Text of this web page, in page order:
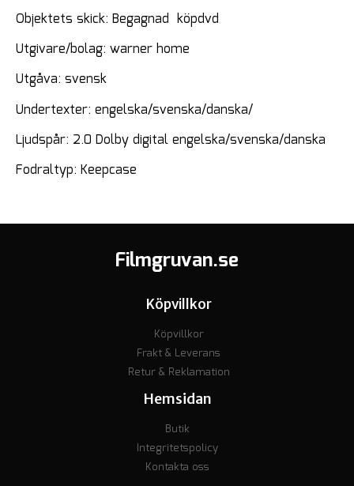
Objektets skick: Begagnad köpdvd
Utgivare/bolag: warner home
Utgåva: svensk
Undertexter: engelska/svenska/danska/
Ljudspår: 2.0 Dolby digital engelska/svenska/danska
Fodraltyp: Keepcase
Filmgruvan.se
Köpvillkor
Köpvillkor
Frakt & Leverans
Retur & Reklamation
Hemsidan
Butik
Integritetspolicy
Kontakta oss